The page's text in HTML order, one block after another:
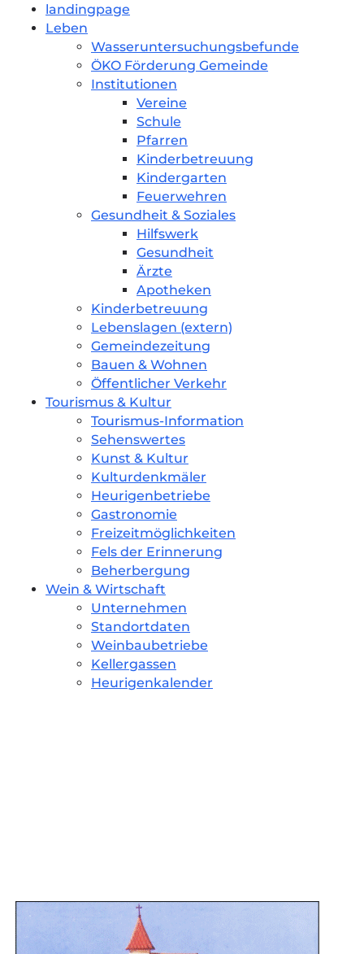
landingpage
Leben
Wasseruntersuchungsbefunde
ÖKO Förderung Gemeinde
Institutionen
Vereine
Schule
Pfarren
Kinderbetreuung
Kindergarten
Feuerwehren
Gesundheit & Soziales
Hilfswerk
Gesundheit
Ärzte
Apotheken
Kinderbetreuung
Lebenslagen (extern)
Gemeindezeitung
Bauen & Wohnen
Öffentlicher Verkehr
Tourismus & Kultur
Tourismus-Information
Sehenswertes
Kunst & Kultur
Kulturdenkmäler
Heurigenbetriebe
Gastronomie
Freizeitmöglichkeiten
Fels der Erinnerung
Beherbergung
Wein & Wirtschaft
Unternehmen
Standortdaten
Weinbaubetriebe
Kellergassen
Heurigenkalender